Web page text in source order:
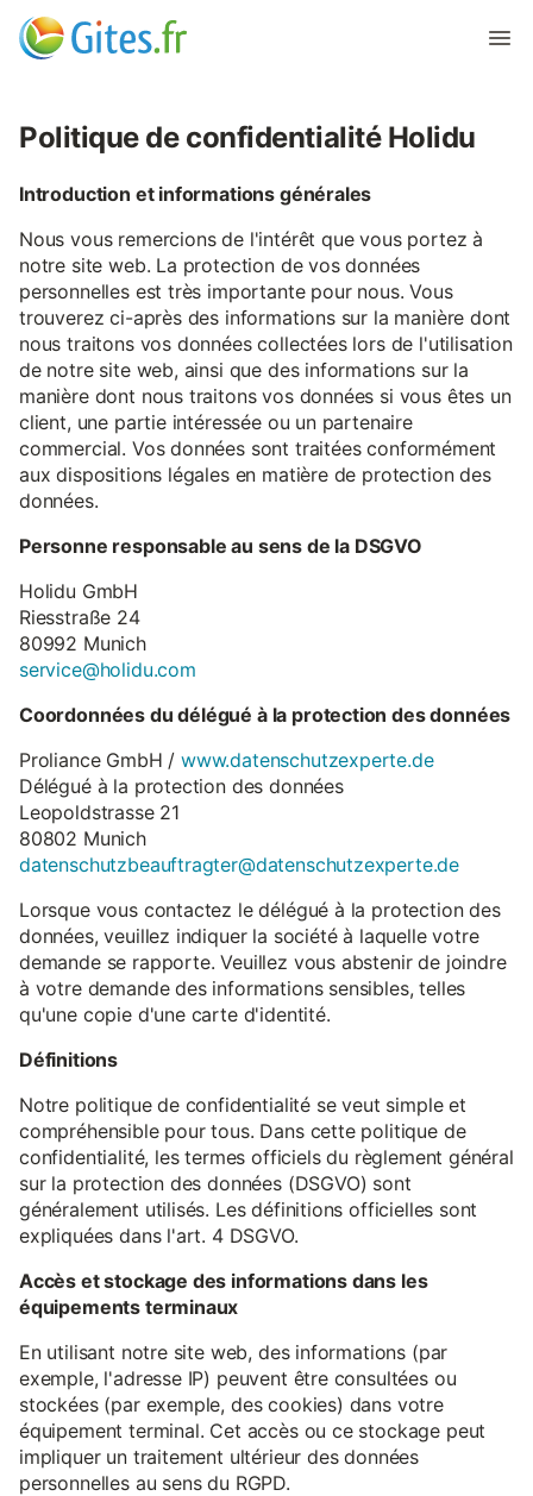
Politique de confidentialité Holidu
Introduction et informations générales
Nous vous remercions de l'intérêt que vous portez à
notre site web. La protection de vos données
personnelles est très importante pour nous. Vous
trouverez ci-après des informations sur la manière dont
nous traitons vos données collectées lors de l'utilisation
de notre site web, ainsi que des informations sur la
manière dont nous traitons vos données si vous êtes un
client, une partie intéressée ou un partenaire
commercial. Vos données sont traitées conformément
aux dispositions légales en matière de protection des
données.
Personne responsable au sens de la DSGVO
Holidu GmbH
Riesstraße 24
80992 Munich
service@holidu.com
Coordonnées du délégué à la protection des données
Proliance GmbH /www.datenschutzexperte.de
Délégué à la protection des données
Leopoldstrasse 21
80802 Munich
datenschutzbeauftragter@datenschutzexperte.de
Lorsque vous contactez le délégué à la protection des
données, veuillez indiquer la société à laquelle votre
demande se rapporte. Veuillez vous abstenir de joindre
à votre demande des informations sensibles, telles
qu'une copie d'une carte d'identité.
Définitions
Notre politique de confidentialité se veut simple et
compréhensible pour tous. Dans cette politique de
confidentialité, les termes officiels du règlement général
sur la protection des données (DSGVO) sont
généralement utilisés. Les définitions officielles sont
expliquées dans l'art. 4 DSGVO.
Accès et stockage des informations dans les
équipements terminaux
En utilisant notre site web, des informations (par
exemple, l'adresse IP) peuvent être consultées ou
stockées (par exemple, des cookies) dans votre
équipement terminal. Cet accès ou ce stockage peut
impliquer un traitement ultérieur des données
personnelles au sens du RGPD.